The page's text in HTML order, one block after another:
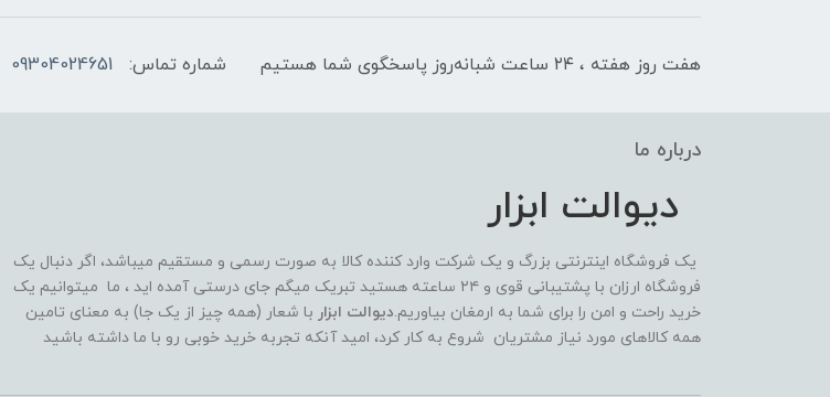
هفت روز هفته ، ۲۴ ساعت شبانه‌روز پاسخگوی شما هستیم شماره تماس: 09304024651
درباره ما
دیوالت ابزار
یک فروشگاه اینترنتی بزرگ و یک شرکت وارد کننده کالا به صورت رسمی و مستقیم میباشد، اگر دنبال یک
فروشگاه ارزان با پشتیبانی قوی و ۲۴ ساعته هستید تبریک میگم جای درستی آمده اید ، ما میتوانیم یک
خرید راحت و امن را برای شما به ارمغان بیاوریم.دیوالت ابزار با شعار (همه چیز از یک جا) به معنای تامین
همه کالاهای مورد نیاز مشتریان شروع به کار کرد، امید آنکه تجربه خرید خوبی رو با ما داشته باشید